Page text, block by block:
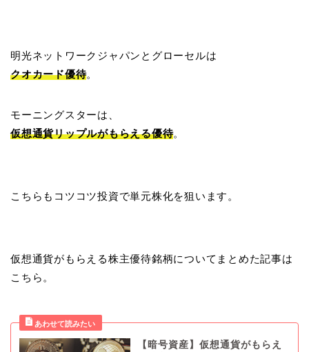
明光ネットワークジャパンとグローセルは
クオカード優待。
モーニングスターは、
仮想通貨リップルがもらえる優待。
こちらもコツコツ投資で単元株化を狙います。
仮想通貨がもらえる株主優待銘柄についてまとめた記事は
こちら。
【暗号資産】仮想通貨がもらえ